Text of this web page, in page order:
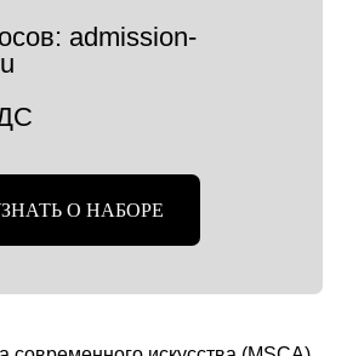
admission-
О НАБОРЕ